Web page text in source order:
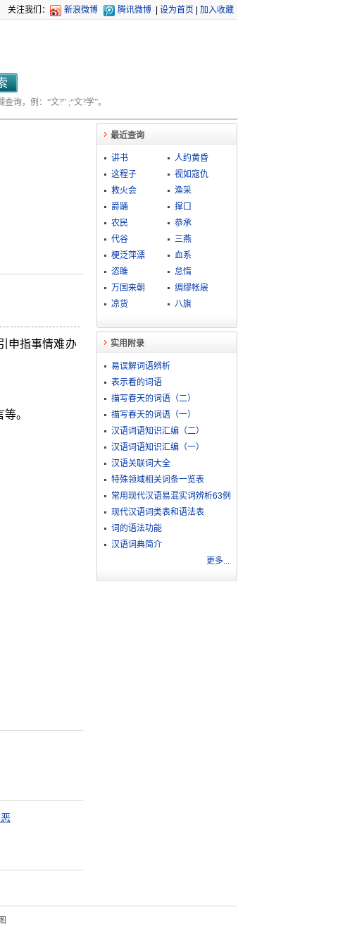
关注我们： 新浪微博 腾讯微博 设为首页 加入收藏
询，例：“文?” ;“文?学”。
申指事情难办
。
最近查询
讲书
人约黄昏
这程子
视如寇仇
救火会
渔采
爵踊
撑口
农民
恭承
代谷
三燕
梗泛萍漂
血系
恣睢
怠惰
万国来朝
绸缪帐扆
凉货
八旗
实用附录
易误解词语辨析
表示看的词语
描写春天的词语（二）
描写春天的词语（一）
汉语词语知识汇编（二）
汉语词语知识汇编（一）
汉语关联词大全
特殊领域相关词条一览表
常用现代汉语易混实词辨析63例
现代汉语词类表和语法表
词的语法功能
汉语词典简介
更多...